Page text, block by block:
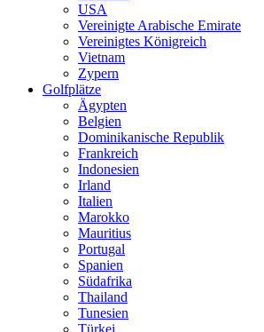
USA
Vereinigte Arabische Emirate
Vereinigtes Königreich
Vietnam
Zypern
Golfplätze
Ägypten
Belgien
Dominikanische Republik
Frankreich
Indonesien
Irland
Italien
Marokko
Mauritius
Portugal
Spanien
Südafrika
Thailand
Tunesien
Türkei